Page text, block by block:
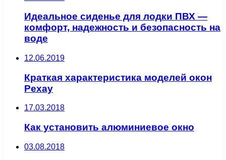
Идеальное сиденье для лодки ПВХ —
комфорт, надежность и безопасность на
воде
12.06.2019
Краткая характеристика моделей окон
Рехау
17.03.2018
Как установить алюминиевое окно
03.08.2018